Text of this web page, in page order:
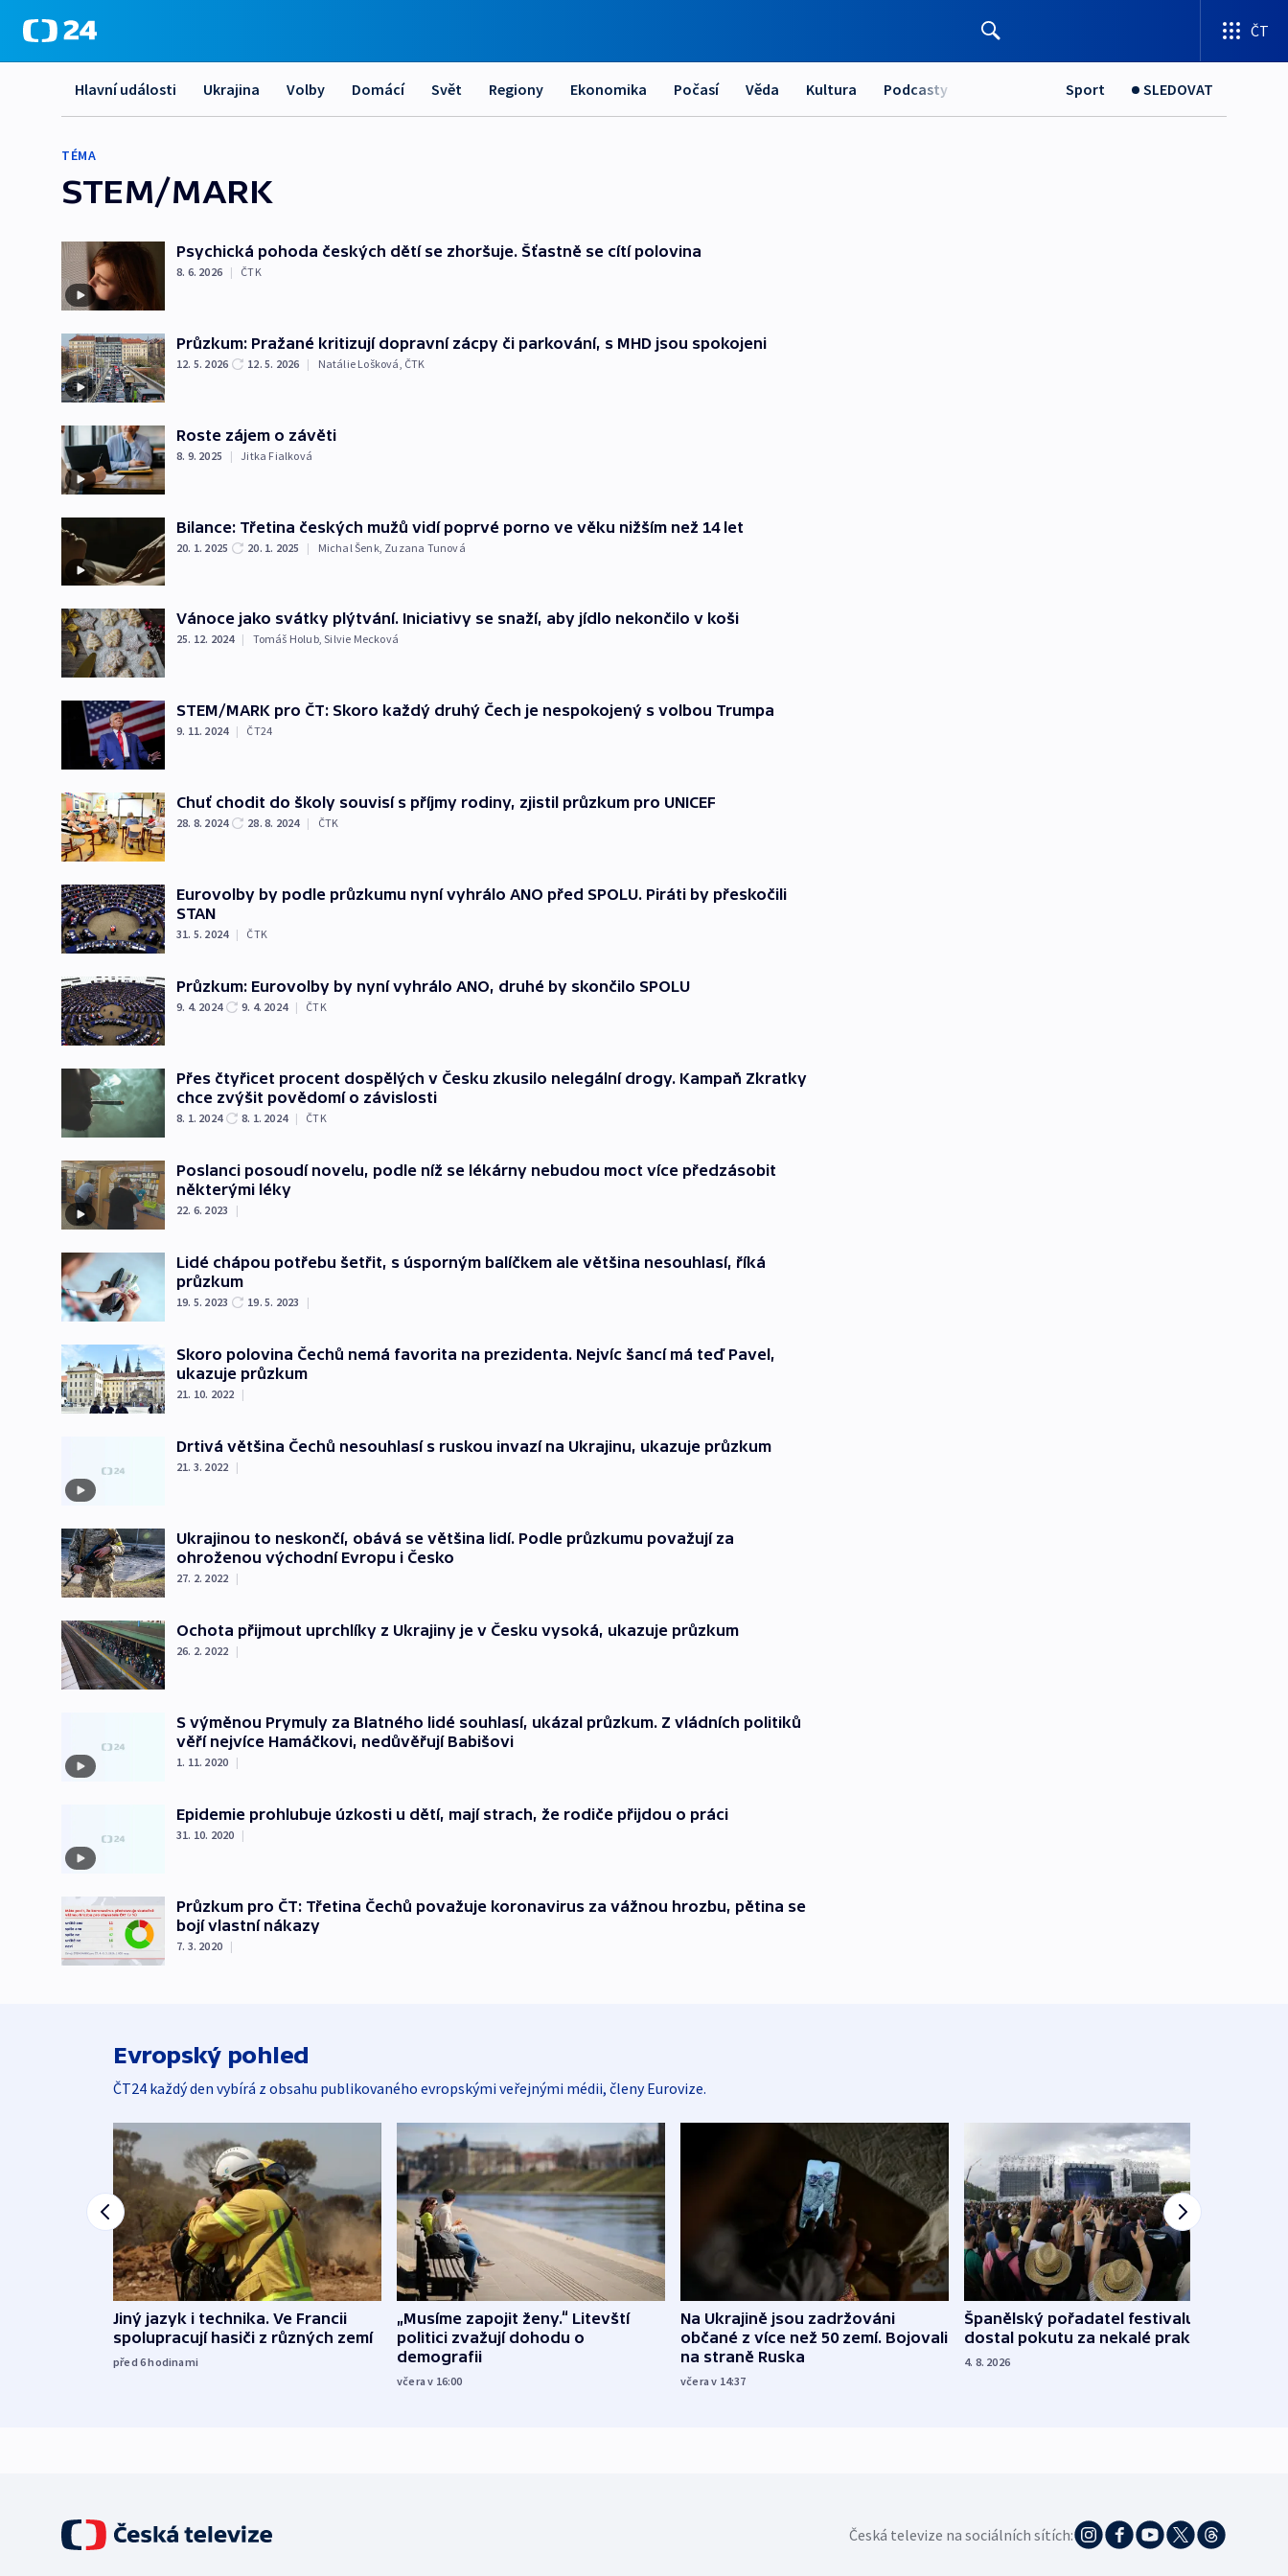
ČT
Hlavní události Ukrajina Volby Domácí Svět Regiony Ekonomika Počasí Věda Kultura Podcasty Sport SLEDOVAT
TÉMA
STEM/MARK
Psychická pohoda českých dětí se zhoršuje. Šťastně se cítí polovina
8. 6. 2026 | ČTK
Průzkum: Pražané kritizují dopravní zácpy či parkování, s MHD jsou spokojeni
12. 5. 2026 12. 5. 2026 | Natálie Lošková, ČTK
Roste zájem o závěti
8. 9. 2025 | Jitka Fialková
Bilance: Třetina českých mužů vidí poprvé porno ve věku nižším než 14 let
20. 1. 2025 20. 1. 2025 | Michal Šenk, Zuzana Tunová
Vánoce jako svátky plýtvání. Iniciativy se snaží, aby jídlo nekončilo v koši
25. 12. 2024 | Tomáš Holub,Silvie Mecková
STEM/MARK pro ČT: Skoro každý druhý Čech je nespokojený s volbou Trumpa
9. 11. 2024 | ČT24
Chuť chodit do školy souvisí s příjmy rodiny, zjistil průzkum pro UNICEF
28. 8. 2024 28. 8. 2024 | ČTK
Eurovolby by podle průzkumu nyní vyhrálo ANO před SPOLU. Piráti by přeskočili
STAN
31. 5. 2024 | ČTK
Průzkum: Eurovolby by nyní vyhrálo ANO, druhé by skončilo SPOLU
9. 4. 2024 9. 4. 2024 | ČTK
Přes čtyřicet procent dospělých v Česku zkusilo nelegální drogy. Kampaň Zkratky
chce zvýšit povědomí o závislosti
8. 1. 2024 8. 1. 2024 | ČTK
Poslanci posoudí novelu, podle níž se lékárny nebudou moct více předzásobit
některými léky
22. 6. 2023 |
Lidé chápou potřebu šetřit, s úsporným balíčkem ale většina nesouhlasí, říká
průzkum
19. 5. 2023 19. 5. 2023 |
Skoro polovina Čechů nemá favorita na prezidenta. Nejvíc šancí má teď Pavel,
ukazuje průzkum
21. 10. 2022 |
Drtivá většina Čechů nesouhlasí s ruskou invazí na Ukrajinu, ukazuje průzkum
21. 3. 2022 |
Ukrajinou to neskončí, obává se většina lidí. Podle průzkumu považují za
ohroženou východní Evropu i Česko
27. 2. 2022 |
Ochota přijmout uprchlíky z Ukrajiny je v Česku vysoká, ukazuje průzkum
26. 2. 2022 |
S výměnou Prymuly za Blatného lidé souhlasí, ukázal průzkum. Z vládních politiků
věří nejvíce Hamáčkovi, nedůvěřují Babišovi
1. 11. 2020 |
Epidemie prohlubuje úzkosti u dětí, mají strach, že rodiče přijdou o práci
31. 10. 2020 |
Průzkum pro ČT: Třetina Čechů považuje koronavirus za vážnou hrozbu, pětina se
bojí vlastní nákazy
7. 3. 2020 |
Evropský pohled
ČT24 každý den vybírá z obsahu publikovaného evropskými veřejnými médii, členy Eurovize.
Jiný jazyk i technika. Ve Francii
spolupracují hasiči z různých zemí
před 6hodinami
„Musíme zapojit ženy.“ Litevští
politici zvažují dohodu o
demografii
včera v 16:00
Na Ukrajině jsou zadržováni
občané z více než 50 zemí. Bojovali
na straně Ruska
včera v 14:37
Španělský pořadatel festivalu
dostal pokutu za nekalé praktiky
4. 8. 2026
Česká televize na sociálních sítích: